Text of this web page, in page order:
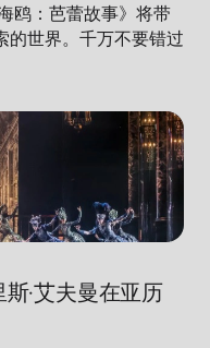
鸥：芭蕾故事》将带
的世界。千万不要错过
·艾夫曼在亚历